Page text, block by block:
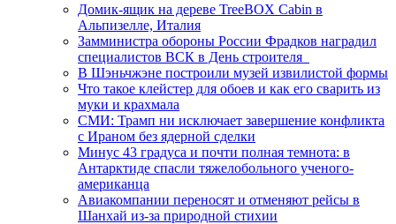
Домик-ящик на дереве TreeBOX Cabin в
Альпизелле, Италия
Замминистра обороны России Фрадков наградил
специалистов ВСК в День строителя
В Шэньчжэне построили музей извилистой формы
Что такое клейстер для обоев и как его сварить из
муки и крахмала
СМИ: Трамп ни исключает завершение конфликта
с Ираном без ядерной сделки
Минус 43 градуса и почти полная темнота: в
Антарктиде спасли тяжелобольного ученого-
американца
Авиакомпании переносят и отменяют рейсы в
Шанхай из-за природной стихии